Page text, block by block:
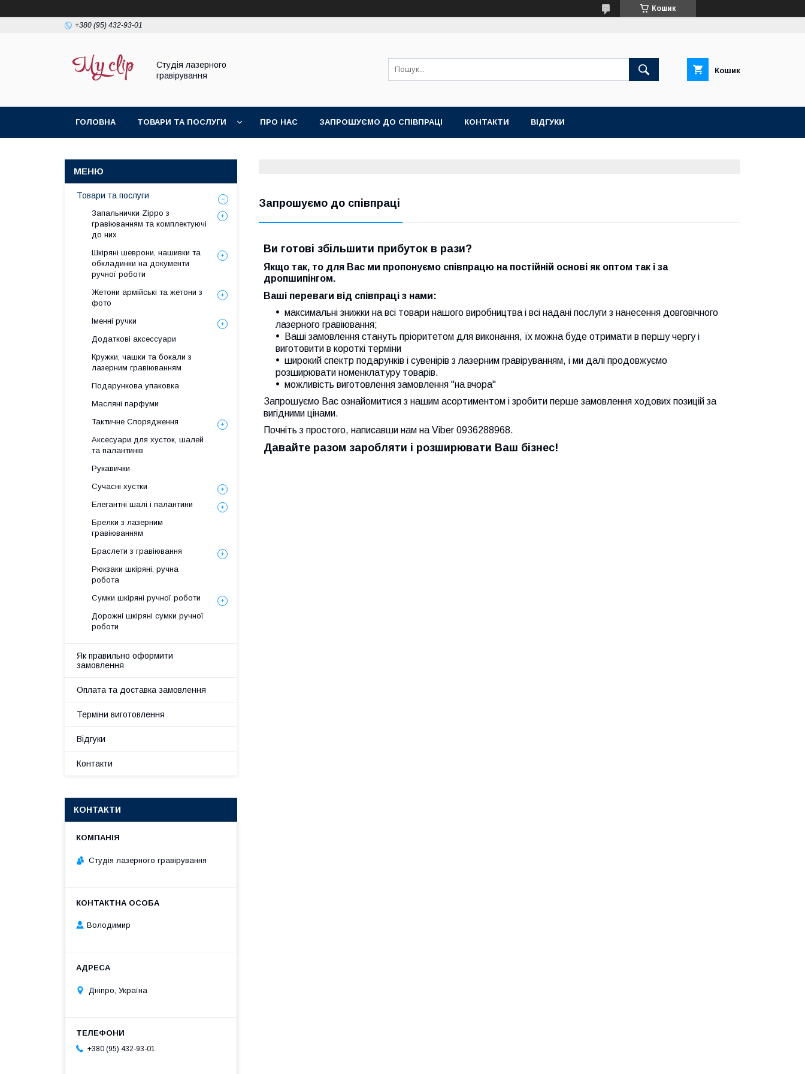
Кошик
+380 (95) 432-93-01
Студія лазерного
гравірування
Кошик
ГОЛОВНА ТОВАРИ ТА ПОСЛУГИ ПРО НАС ЗАПРОШУЄМО ДО СПІВПРАЦІ КОНТАКТИ ВІДГУКИ
Запрошуємо до співпраці
Ви готові збільшити прибуток в рази?
Якщо так, то для Вас ми пропонуємо співпрацю на постійній основі як оптом так і за
дропшипінгом.
Ваші переваги від співпраці з нами:
максимальні знижки на всі товари нашого виробництва і всі надані послуги з нанесення довговічного
лазерного гравіювання;
Ваші замовлення стануть пріоритетом для виконання, їх можна буде отримати в першу чергу і
виготовити в короткі терміни
широкий спектр подарунків і сувенірів з лазерним гравіруванням, і ми далі продовжуємо
розширювати номенклатуру товарів.
можливість виготовлення замовлення "на вчора"
Запрошуємо Вас ознайомитися з нашим асортиментом і зробити перше замовлення ходових позицій за
вигідними цінами.
Почніть з простого, написавши нам на Viber 0936288968.
Давайте разом заробляти і розширювати Ваш бізнес!
Товари та послуги
Запальнички Zippo з
гравіюванням та комплектуючі
до них
Шкіряні шеврони, нашивки та
обкладинки на документи
ручної роботи
Жетони армійські та жетони з
фото
Іменні ручки
Додаткові аксессуари
Кружки, чашки та бокали з
лазерним гравіюванням
Подарункова упаковка
Масляні парфуми
Тактичне Спорядження
Аксесуари для хусток, шалей
та палантинів
Рукавички
Сучасні хустки
Елегантні шалі і палантини
Брелки з лазерним
гравіюванням
Браслети з гравіювання
Рюкзаки шкіряні, ручна
робота
Сумки шкіряні ручної роботи
Дорожні шкіряні сумки ручної
роботи
Як правильно оформити
замовлення
Оплата та доставка замовлення
Терміни виготовлення
Відгуки
Контакти
КОНТАКТИ
Студія лазерного гравірування
Володимир
Дніпро, Україна
+380 (95) 432-93-01